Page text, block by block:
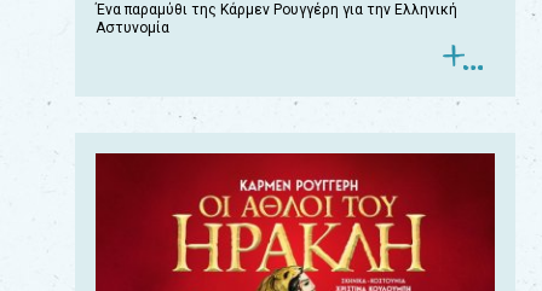
Ένα παραμύθι της Κάρμεν Ρουγγέρη για την Ελληνική
Αστυνομία